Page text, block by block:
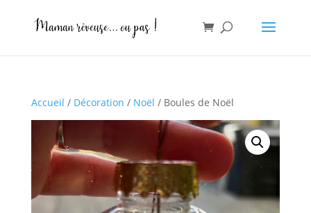
Accueil / Décoration / Noël / Boules de Noël